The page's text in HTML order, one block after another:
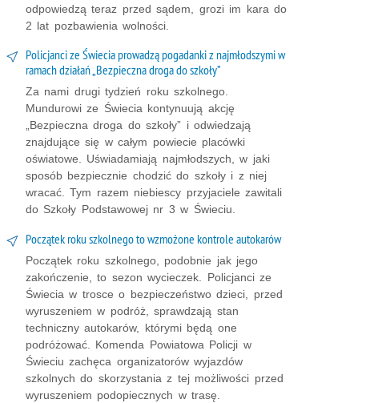
odpowiedzą teraz przed sądem, grozi im kara do
2 lat pozbawienia wolności.
Policjanci ze Świecia prowadzą pogadanki z najmłodszymi w
ramach działań „Bezpieczna droga do szkoły”
Za nami drugi tydzień roku szkolnego.
Mundurowi ze Świecia kontynuują akcję
„Bezpieczna droga do szkoły” i odwiedzają
znajdujące się w całym powiecie placówki
oświatowe. Uświadamiają najmłodszych, w jaki
sposób bezpiecznie chodzić do szkoły i z niej
wracać. Tym razem niebiescy przyjaciele zawitali
do Szkoły Podstawowej nr 3 w Świeciu.
Początek roku szkolnego to wzmożone kontrole autokarów
Początek roku szkolnego, podobnie jak jego
zakończenie, to sezon wycieczek. Policjanci ze
Świecia w trosce o bezpieczeństwo dzieci, przed
wyruszeniem w podróż, sprawdzają stan
techniczny autokarów, którymi będą one
podróżować. Komenda Powiatowa Policji w
Świeciu zachęca organizatorów wyjazdów
szkolnych do skorzystania z tej możliwości przed
wyruszeniem podopiecznych w trasę.